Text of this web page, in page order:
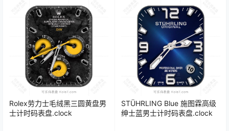
Rolex劳力士毛绒黑三圆黄盘男
士计时码表盘.clock
STÜHRLING Blue 施图霖高级
绅士蓝男士计时码表盘.clock